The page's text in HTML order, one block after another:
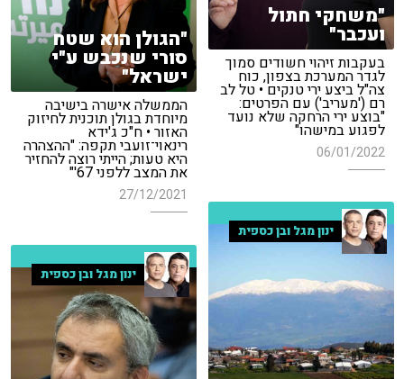
"משחקי חתול
ועכבר"
בעקבות זיהוי חשודים סמוך
לגדר המערכת בצפון, כוח
צה"ל ביצע ירי טנקים • טל לב
רם ('מעריב') עם הפרטים:
"בוצע ירי הרחקה שלא נועד
לפגוע במישהו"
06/01/2022
"הגולן הוא שטח
סורי שנכבש ע"י
ישראל"
הממשלה אישרה בישיבה
מיוחדת בגולן תוכנית לחיזוק
האזור • ח"כ ג'ידא
רינאוי־זועבי תקפה: "ההצהרה
היא טעות; הייתי רוצה להחזיר
את המצב ללפני 67'"
27/12/2021
ינון מגל ובן כספית
ינון מגל ובן כספית